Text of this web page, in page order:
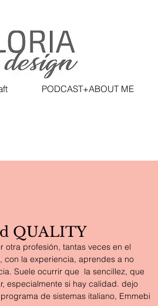
PODCAST+ABOUT ME
QUALITY
otra profesión, tantas veces en el
con la experiencia, aprendes a no
Suele ocurrir que  la sencillez, que
especialmente si hay calidad. dejo
de sistemas italiano, Emmebi